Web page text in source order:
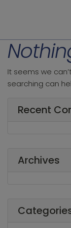
It seems we
searching can
Recent
Archives